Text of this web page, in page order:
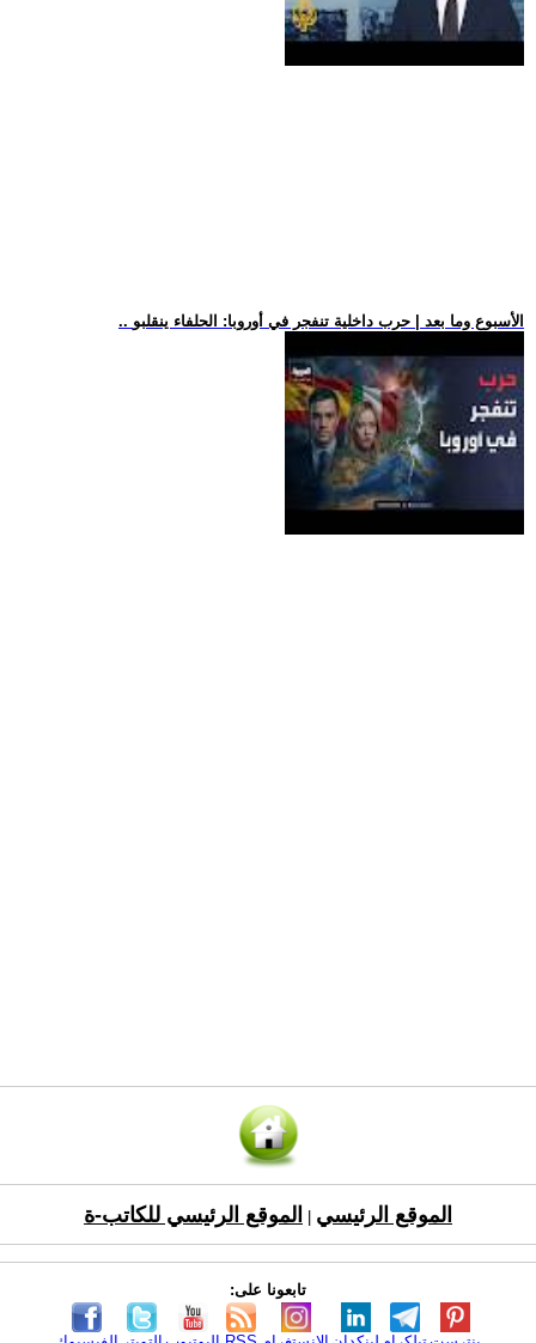
.. الأسبوع وما بعد | حرب داخلية تنفجر في أوروبا: الحلفاء ينقلبو
الموقع الرئيسي الموقع الرئيسي للكاتب-ة
تابعونا على: